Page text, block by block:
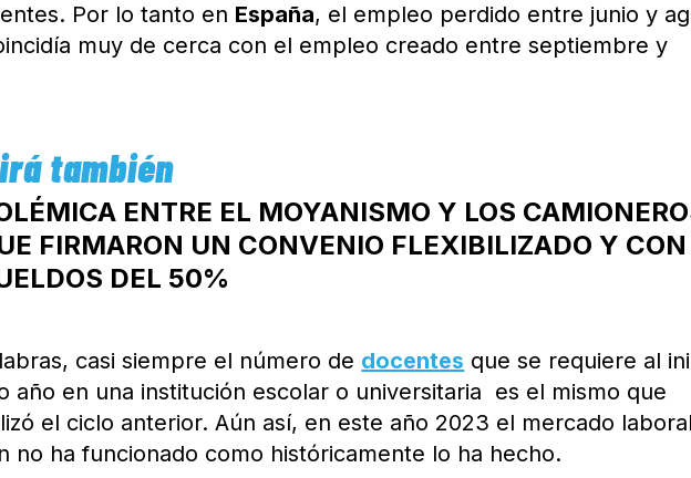
Por lo tanto en España, el empleo perdido entre junio y
muy de cerca con el empleo creado entre septiembre y
ENTRE EL MOYANISMO Y LOS
FIRMARON UN CONVENIO FLEXIBILIZADO Y CON
DEL 50%
casi siempre el número de docentes que se requiere al
año en una institución escolar o universitaria es el mismo que
el ciclo anterior. Aún así, en este año 2023 el mercado
no ha funcionado como históricamente lo ha hecho.